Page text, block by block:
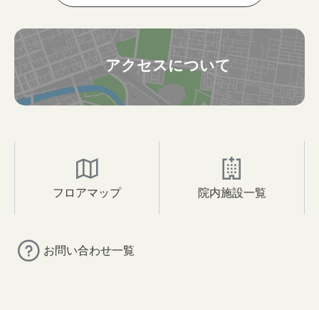
アクセスについて
フロアマップ 院内施設一覧
お問い合わせ一覧